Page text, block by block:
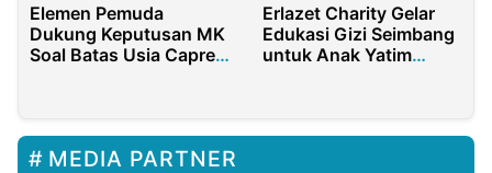
Elemen Pemuda
Dukung Keputusan MK
Soal Batas Usia Capres
Erlazet Charity Gelar
Edukasi Gizi Seimbang
untuk Anak Yatim
MEDIA PARTNER